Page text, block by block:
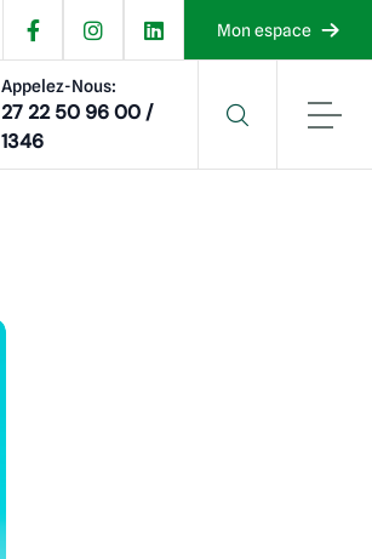
Mon espace
Appelez-Nous:
27 22 50 96 00 /
1346